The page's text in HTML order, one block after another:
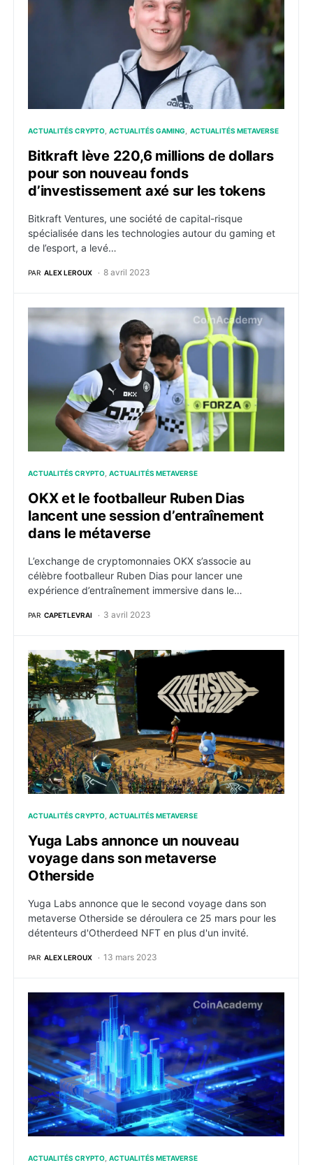
ACTUALITÉS CRYPTO ACTUALITÉS GAMING ACTUALITÉS METAVERSE
Bitkraft lève 220,6 millions de dollars
pour son nouveau fonds
d’investissement axé sur les tokens
Bitkraft Ventures, une société de capital-risque
spécialisée dans les technologies autour du gaming et
de l’esport, a levé…
PAR ALEX LEROUX 8 avril 2023
OKX et le footballeur Ruben Dias lancent une
ACTUALITÉS CRYPTO ACTUALITÉS METAVERSE
OKX et le footballeur Ruben Dias
lancent une session d’entraînement
dans le métaverse
L’exchange de cryptomonnaies OKX s’associe au
célèbre footballeur Ruben Dias pour lancer une
expérience d’entraînement immersive dans le…
PAR CAPETLEVRAI 3 avril 2023
Yuga Labs annonce un nouveau voyage dans son
ACTUALITÉS CRYPTO ACTUALITÉS METAVERSE
Yuga Labs annonce un nouveau
voyage dans son metaverse
Otherside
Yuga Labs annonce que le second voyage dans son
metaverse Otherside se déroulera ce 25 mars pour les
détenteurs d'Otherdeed NFT en plus d'un invité.
PAR ALEX LEROUX 13 mars 2023
Mitsubishi et Fujitsu annoncent la création d’une
ACTUALITÉS CRYPTO ACTUALITÉS METAVERSE